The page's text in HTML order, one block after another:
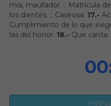
mía, maullador. :: Matrícula
los dientes. :: Caseosa. 17.-
Cumplimiento de lo que
las del honor. 18.- Que canta.